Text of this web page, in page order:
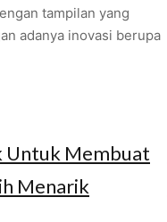
tampilan yang
adanya inovasi berupa
Untuk Membuat
Menarik